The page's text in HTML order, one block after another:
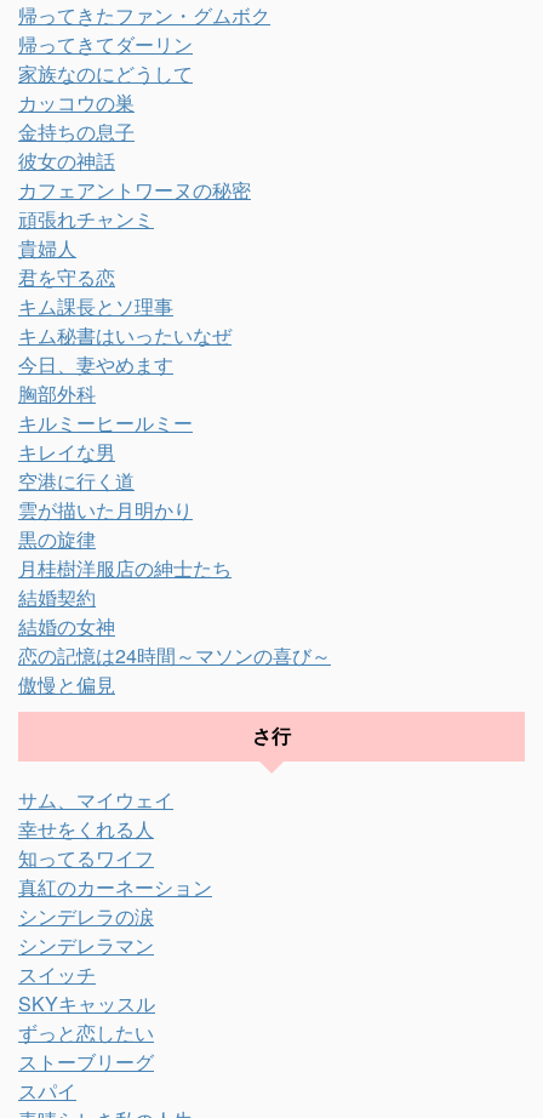
帰ってきたファン・グムボク
帰ってきてダーリン
家族なのにどうして
カッコウの巣
金持ちの息子
彼女の神話
カフェアントワーヌの秘密
頑張れチャンミ
貴婦人
君を守る恋
キム課長とソ理事
キム秘書はいったいなぜ
今日、妻やめます
胸部外科
キルミーヒールミー
キレイな男
空港に行く道
雲が描いた月明かり
黒の旋律
月桂樹洋服店の紳士たち
結婚契約
結婚の女神
恋の記憶は24時間～マソンの喜び～
傲慢と偏見
さ行
サム、マイウェイ
幸せをくれる人
知ってるワイフ
真紅のカーネーション
シンデレラの涙
シンデレラマン
スイッチ
SKYキャッスル
ずっと恋したい
ストーブリーグ
スパイ